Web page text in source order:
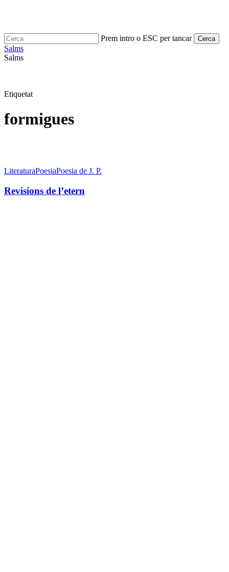
content
Prem intro o ESC per tancar Cerca
Close
Cerca
Salms
search
Menu
Salms
Etiquetat
formigues
de
LiteraturaPoesiaPoesia de J. P.
Revisions de l’etern